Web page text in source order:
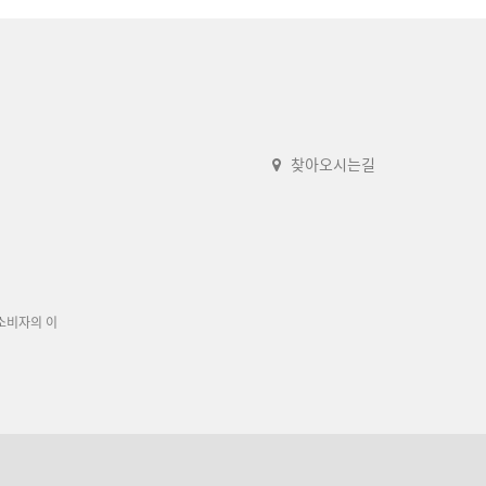
찾아오시는길
비자의 이